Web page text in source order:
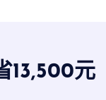
13,500元